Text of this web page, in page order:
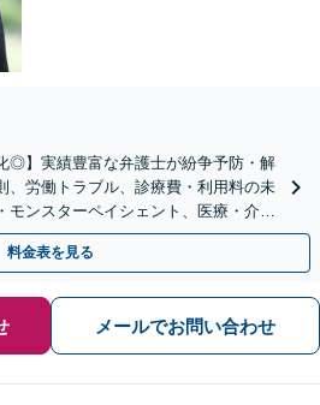
◎】実績豊富な弁護士が紛争予防・解
、労働トラブル、診療費・利用料の未
モンスターペイシェント、医療・介護
】
料金表を見る
メールでお問い合わせ